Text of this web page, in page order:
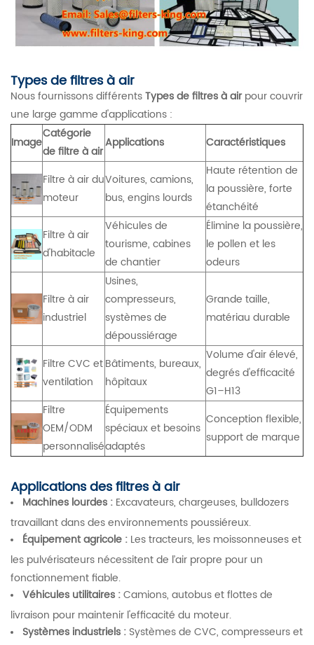
Types de filtres à air
Nous fournissons différentsTypes de filtres à airpour couvrir
une large gamme d'applications :
Image
Catégorie
de filtre à air
Applications Caractéristiques
Filtre à air du
moteur
Voitures, camions,
bus, engins lourds
Haute rétention de
la poussière, forte
étanchéité
Filtre à air
d'habitacle
Véhicules de
tourisme, cabines
de chantier
Élimine la poussière,
le pollen et les
odeurs
Filtre à air
industriel
Usines,
compresseurs,
systèmes de
dépoussiérage
Grande taille,
matériau durable
Filtre CVC et
ventilation
Bâtiments, bureaux,
hôpitaux
Volume d'air élevé,
degrés d'efficacité
G1–H13
Filtre
OEM/ODM
personnalisé
Équipements
spéciaux et besoins
adaptés
Conception flexible,
support de marque
Applications des filtres à air
Machines lourdes : Excavateurs, chargeuses, bulldozers
travaillant dans des environnements poussiéreux.
Équipement agricole : Les tracteurs, les moissonneuses et
les pulvérisateurs nécessitent de l’air propre pour un
fonctionnement fiable.
Véhicules utilitaires :Camions, autobus et flottes de
livraison pour maintenir l'efficacité du moteur.
Systèmes industriels : Systèmes de CVC, compresseurs et